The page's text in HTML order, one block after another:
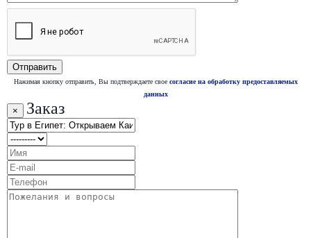
Нажимая кнопку отправить, Вы подтверждаете свое согласие на обработку предоставляемых
данных
× Заказ